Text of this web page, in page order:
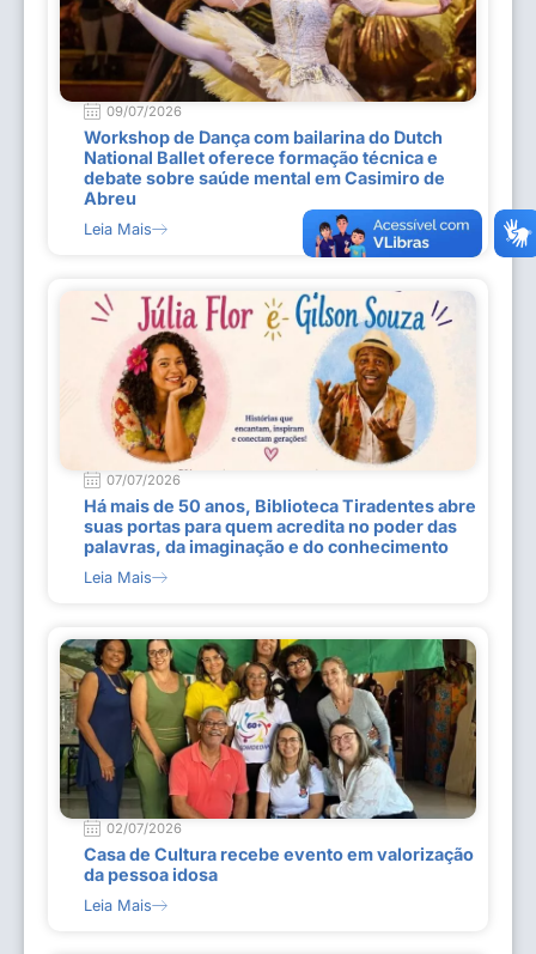
09/07/2026
Workshop de Dança com bailarina do Dutch
National Ballet oferece formação técnica e
debate sobre saúde mental em Casimiro de
Abreu
Leia Mais
07/07/2026
Há mais de 50 anos, Biblioteca Tiradentes abre
suas portas para quem acredita no poder das
palavras, da imaginação e do conhecimento
Leia Mais
02/07/2026
Casa de Cultura recebe evento em valorização
da pessoa idosa
Leia Mais